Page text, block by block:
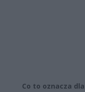
Co to oznacza